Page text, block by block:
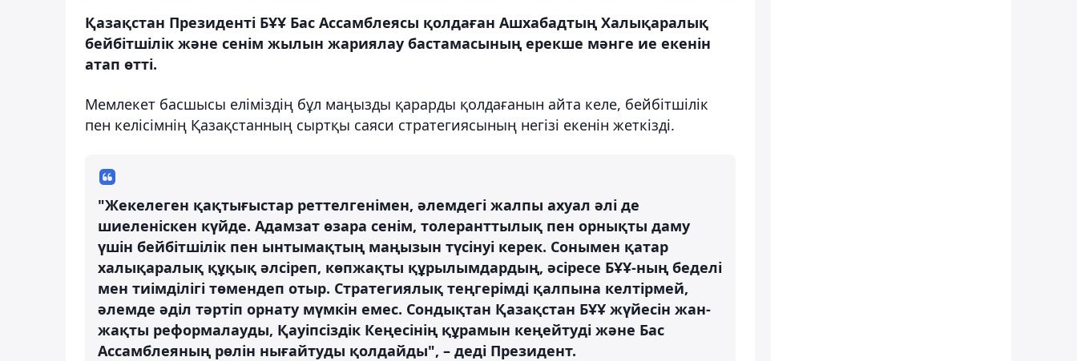
Қазақстан Президенті БҰҰ Бас Ассамблеясы қолдаған Ашхабадтың Халықаралық
бейбітшілік және сенім жылын жариялау бастамасының ерекше мәнге ие екенін
атап өтті.
Мемлекет басшысы еліміздің бұл маңызды қарарды қолдағанын айта келе, бейбітшілік
пен келісімнің Қазақстанның сыртқы саяси стратегиясының негізі екенін жеткізді.
"Жекелеген қақтығыстар реттелгенімен, әлемдегі жалпы ахуал әлі де
шиеленіскен күйде. Адамзат өзара сенім, толеранттылық пен орнықты даму
үшін бейбітшілік пен ынтымақтың маңызын түсінуі керек. Сонымен қатар
халықаралық құқық әлсіреп, көпжақты құрылымдардың, әсіресе БҰҰ-ның беделі
мен тиімділігі төмендеп отыр. Стратегиялық теңгерімді қалпына келтірмей,
әлемде әділ тәртіп орнату мүмкін емес. Сондықтан Қазақстан БҰҰ жүйесін жан-
жақты реформалауды, Қауіпсіздік Кеңесінің құрамын кеңейтуді және Бас
Ассамблеяның рөлін нығайтуды қолдайды", – деді Президент.